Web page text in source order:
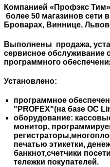
Компанией «Профэкс
более 50 магазинов сети
Броварах, Виннице,
Выполнены продажа,
сервисное обслуживание
программного
Установлено:
программное
"PROFEX"(на базе ОС
оборудование:
монитор,
печатью этикетки,
банкнот,счетчики
тележки покупателей.